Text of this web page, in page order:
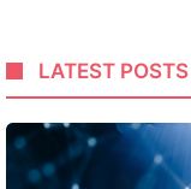
LATEST POSTS